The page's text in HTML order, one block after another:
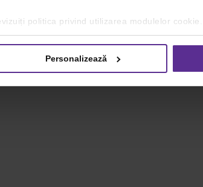
politica privind utilizarea modulelor cookie.
Personalizează